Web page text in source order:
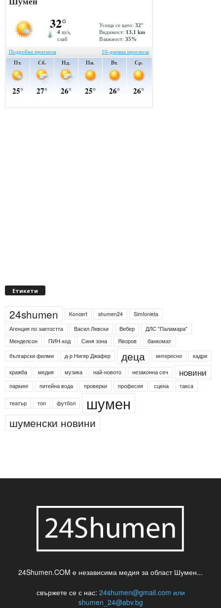
Етикети
24shumen Koncert shumen24
Simfonieta
Агенция по заетостта
Васил Левски Вебер
ДЛС "Паламара"
Менделсон
ПИН-код Синя зона Яворов
банкомат
български филми
д-р Нигяр Джафер деца интересно кадри
кражба медия музика най-новото незаконна сеч новини
паркинг питейна вода проверки професия сцена такса
театър топ футбол шумен
шуменски новини
24Shumen.COM е независима медия за област Шумен...
свържете се с нас: 24shumen@gmail.com или
shumen_24@abv.bg